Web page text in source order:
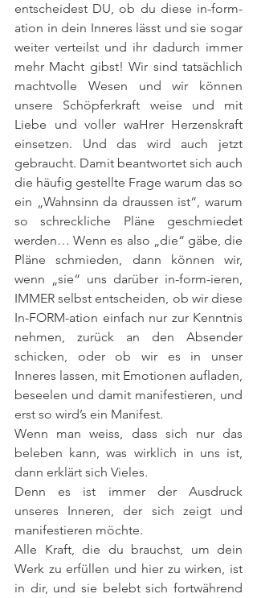
entscheidest DU, ob du diese in-form-
ation in dein Inneres lässt und sie sogar
weiter verteilst und ihr dadurch immer
mehr Macht gibst! Wir sind tatsächlich
machtvolle Wesen und wir können
unsere Schöpferkraft weise und mit
Liebe und voller waHrer Herzenskraft
einsetzen. Und das wird auch jetzt
gebraucht. Damit beantwortet sich auch
die häufig gestellte Frage warum das so
ein „Wahnsinn da draussen ist“, warum
so schreckliche Pläne geschmiedet
werden… Wenn es also „die“ gäbe, die
Pläne schmieden, dann können wir,
wenn „sie“ uns darüber in-form-ieren,
IMMER selbst entscheiden, ob wir diese
In-FORM-ation einfach nur zur Kenntnis
nehmen, zurück an den Absender
schicken, oder ob wir es in unser
Inneres lassen, mit Emotionen aufladen,
beseelen und damit manifestieren, und
erst so wird’s ein Manifest.
Wenn man weiss, dass sich nur das
beleben kann, was wirklich in uns ist,
dann erklärt sich Vieles.
Denn es ist immer der Ausdruck
unseres Inneren, der sich zeigt und
manifestieren möchte.
Alle Kraft, die du brauchst, um dein
Werk zu erfüllen und hier zu wirken, ist
in dir, und sie belebt sich fortwährend